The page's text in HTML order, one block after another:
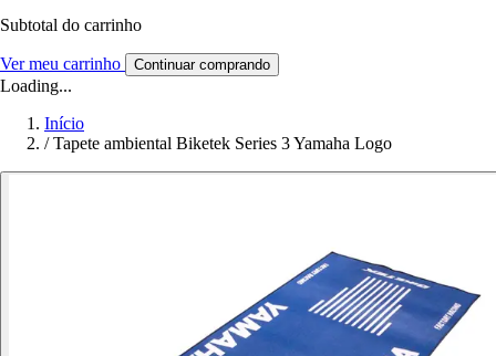
Subtotal do carrinho
Ver meu carrinho Continuar comprando
Loading...
Início
/ Tapete ambiental Biketek Series 3 Yamaha Logo